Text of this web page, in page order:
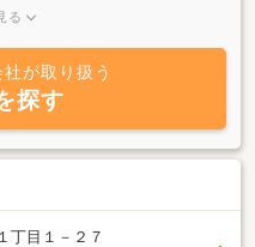
探しは勿論の事、敷金・礼
。お部屋探しは大崎市内に多
ださい。安心・安全な取引を
いろな角度からアドバイスを
お問合せください。
る
が取り扱う
探す
丁目１－２７